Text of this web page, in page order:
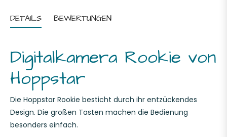
DETAILS BEWERTUNGEN
Digitalkamera Rookie von
Hoppstar
Die Hoppstar Rookie besticht durch ihr entzückendes
Design. Die großen Tasten machen die Bedienung
besonders einfach.